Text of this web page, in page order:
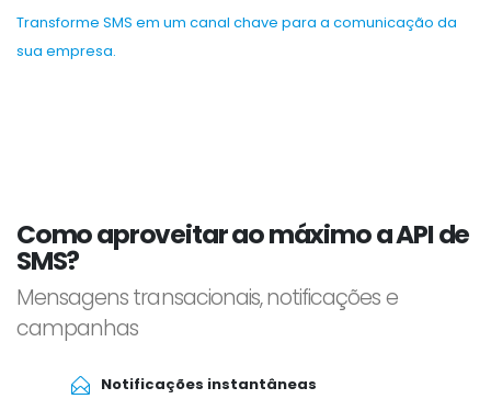
Transforme SMS em um canal chave para a comunicação da
sua empresa.
Como aproveitar ao máximo a API de
SMS?
Mensagens transacionais, notificações e
campanhas
Notificações instantâneas